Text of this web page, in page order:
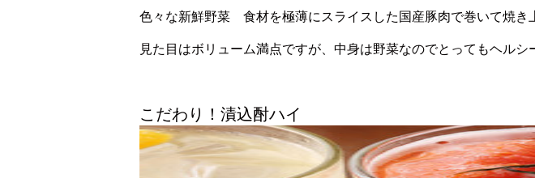
色々な新鮮野菜 食材を極薄にスライスした国産豚肉で巻いて焼き
見た目はボリューム満点ですが、中身は野菜なのでとってもヘルシ
こだわり！漬込酎ハイ